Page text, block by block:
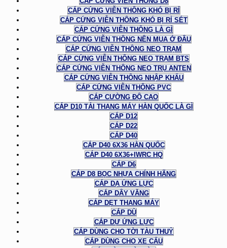
CÁP CỨNG VIỄN THÔNG KHÓ BỊ RỈ
CÁP CỨNG VIỄN THÔNG KHÓ BỊ RỈ SÉT
CÁP CỨNG VIỄN THÔNG LÀ GÌ
CÁP CỨNG VIỄN THÔNG NÊN MUA Ở ĐÂU
CÁP CỨNG VIỄN THÔNG NEO TRẠM
CÁP CỨNG VIỄN THÔNG NEO TRẠM BTS
CÁP CỨNG VIỄN THÔNG NEO TRỤ ANTEN
CÁP CỨNG VIỄN THÔNG NHẬP KHẨU
CÁP CỨNG VIỄN THÔNG PVC
CÁP CƯỜNG ĐỘ CAO
CÁP D10 TẢI THANG MÁY HÀN QUỐC LÀ GÌ
CÁP D12
CÁP D22
CÁP D40
CÁP D40 6X36 HÀN QUỐC
CÁP D40 6X36+IWRC HQ
CÁP D6
CÁP D8 BỌC NHỰA CHÍNH HÃNG
CÁP DẠ ỨNG LỰC
CÁP DÂY VĂNG
CÁP DẸT THANG MÁY
CÁP DÙ
CÁP DỰ ỨNG LỰC
CÁP DÙNG CHO TỜI TÀU THUỶ
CÁP DÙNG CHO XE CẨU